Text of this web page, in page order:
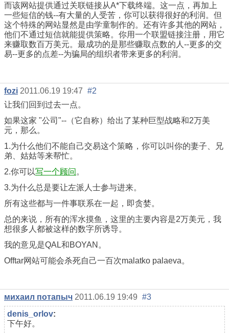
而该网站提供通过关联链接从A*下载终端。这一点，再加上
一些短信的钱--有大量的人受苦，你可以获得很好的利润。但
这个特殊的网站显然是由学童制作的。还有许多其他的网站，
他们不通过短信就能提供策略。你用一个联盟链接注册，用它
来赚取数百万美元。最成功的是那些赚取点数的人--更多的交
易--更多的点差--为骗局的组织者带来更多的利润。
fozi 2011.06.19 19:47 #2
让我们回到过去一点。
如果这家 "公司"--（它自称）给出了某种巨型战略和2万美
元，那么。
1.为什么他们不能自己交易这个策略，你可以叫你的妻子、兄
弟、姑姑等来帮忙。
2.你可以写一个顾问 。
3.为什么总是要让左派人士参与进来。
所有这些都与一件事联系在一起，即贪婪。
总的来说，所有的浑水摸鱼，这里的主要内容是2万美元，我
想很多人都被这样的数字所诱导。
我的意见是QAL和BOYAN。
Offtar网站可能会杀死自己一百次malatko palaeva。
михаил потапыч 2011.06.19 19:49 #3
denis_orlov:
下午好。